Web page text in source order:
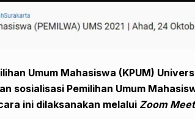
Umum Mahasiswa (KPUM)
sosialisasi Pemilihan Umum
ini dilaksanakan melalui Zoom